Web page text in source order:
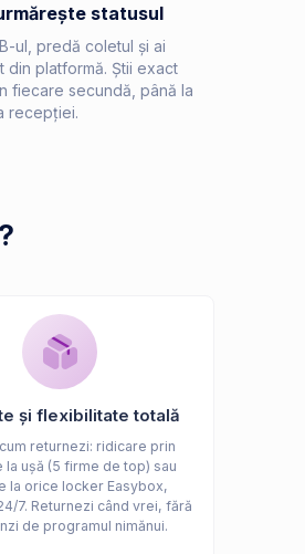
statusul
ul, predă coletul și ai
din platformă. Știi exact
fiecare secundă, până la
recepției.
și flexibilitate totală
returnezi: ridicare prin
la ușă (5 firme de top) sau
la orice locker Easybox,
7. Returnezi când vrei, fără
de programul nimănui.